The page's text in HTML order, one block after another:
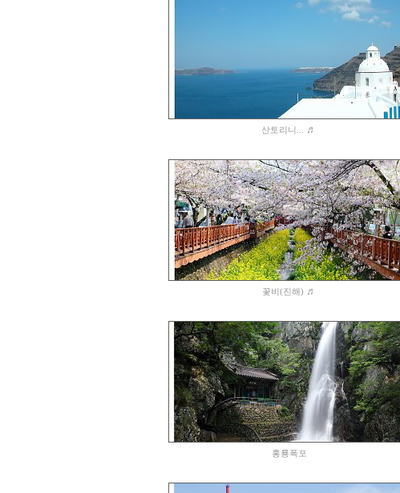
산토리니... ♬
꽃비(진해) ♬
홍룡폭포